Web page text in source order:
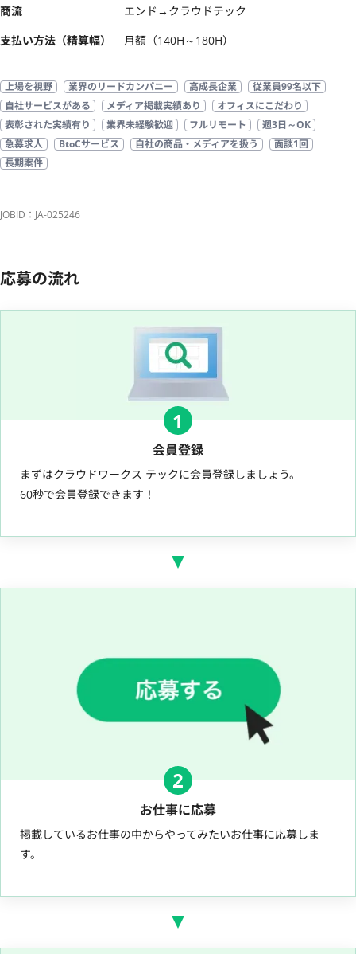
商流
エンド→クラウドテック
支払い方法（精算幅）
月額（140H～180H）
上場を視野 業界のリードカンパニー 高成長企業
従業員99名以下
自社サービスがある
メディア掲載実績あり
オフィスにこだわり
表彰された実績有り
業界未経験歓迎 フルリモート
週3日～OK
急募求人
BtoCサービス 自社の商品・メディアを扱う
面談1回
長期案件
JOBID：JA-025246
応募の流れ
1
会員登録
まずはクラウドワークス テックに会員登録しましょう。
60秒で会員登録できます！
2
お仕事に応募
掲載しているお仕事の中からやってみたいお仕事に応募しま
す。